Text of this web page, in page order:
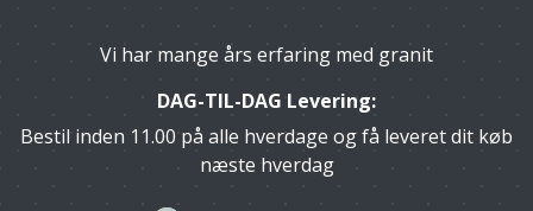
Vi har mange års erfaring med granit
DAG-TIL-DAG Levering:
Bestil inden 11.00 på alle hverdage og få leveret dit køb
næste hverdag